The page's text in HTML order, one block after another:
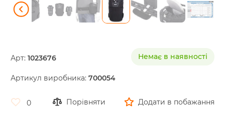
beginning
the
gallery
Арт: 1023676
Артикул виробника: 700054
Немає в наявності
Порівняти Додати в побажання
0